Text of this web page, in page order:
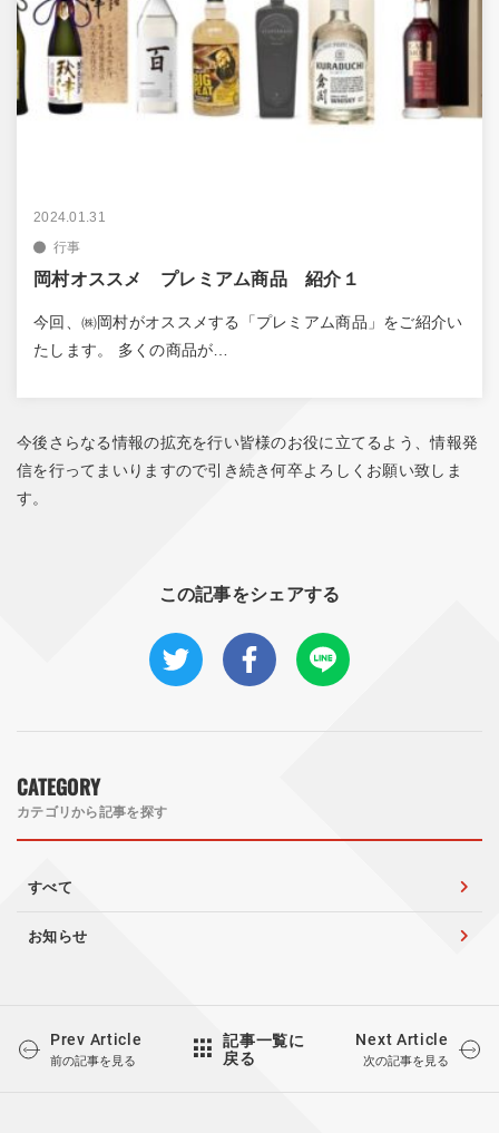
2024.01.31
行事
岡村オススメ プレミアム商品 紹介１
今回、㈱岡村がオススメする「プレミアム商品」をご紹介い
たします。 多くの商品が…
今後さらなる情報の拡充を行い皆様のお役に立てるよう、情報発
信を行ってまいりますので引き続き何卒よろしくお願い致しま
す。
この記事をシェアする
CATEGORY
カテゴリから記事を探す
すべて
お知らせ
Prev Article
前の記事を見る
記事一覧に
戻る
Next Article
次の記事を見る